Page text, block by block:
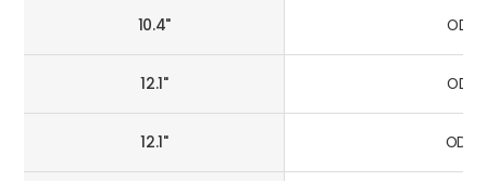
10.4"
12.1"
12.1"